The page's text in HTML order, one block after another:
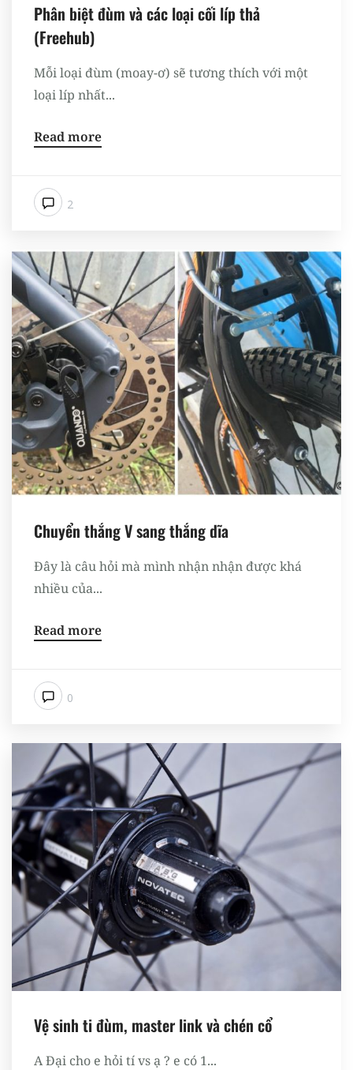
Phân biệt đùm và các loại cối líp thả
(Freehub)
Mỗi loại đùm (moay-ơ) sẽ tương thích với một
loại líp nhất...
Read more
2
Chuyển thắng V sang thắng dĩa
Đây là câu hỏi mà mình nhận nhận được khá
nhiều của...
Read more
0
Vệ sinh ti đùm, master link và chén cổ
A Đại cho e hỏi tí vs ạ ? e có 1...